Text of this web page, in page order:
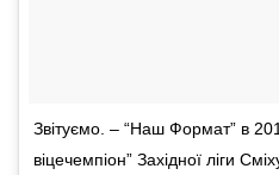
Звітуємо. – “Наш Формат” в
віцечемпіон” Західної ліги